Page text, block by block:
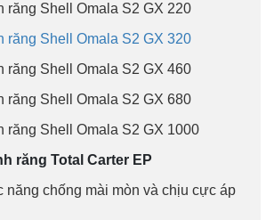
răng Shell Omala S2 GX 220
răng Shell Omala S2 GX 320
răng Shell Omala S2 GX 460
răng Shell Omala S2 GX 680
răng Shell Omala S2 GX 1000
răng Total Carter EP
năng chống mài mòn và chịu cực áp